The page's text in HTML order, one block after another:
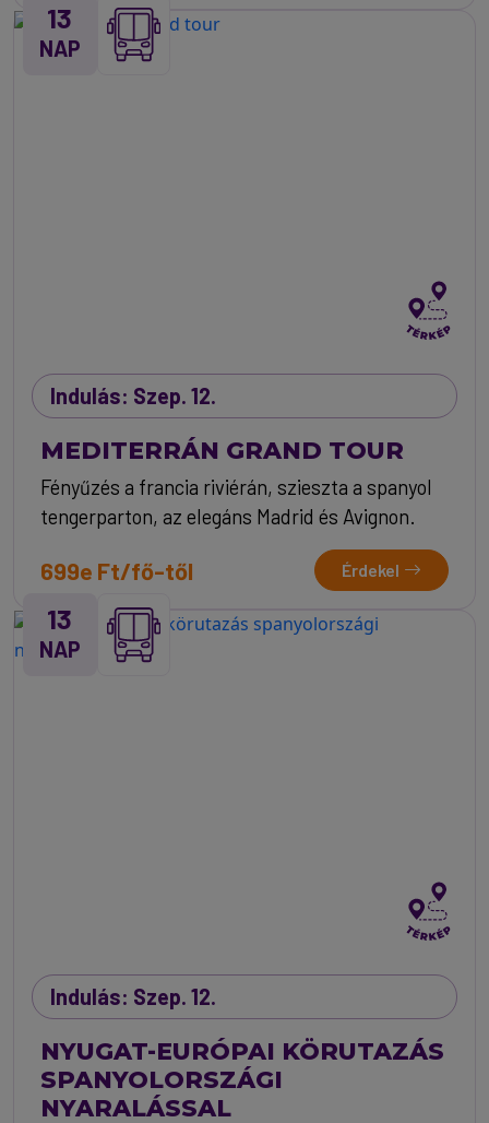
13
NAP
Indulás: Szep. 12.
MEDITERRÁN GRAND TOUR
Fényűzés a francia riviérán, szieszta a spanyol
tengerparton, az elegáns Madrid és Avignon.
699e Ft/fő-től Érdekel
13
NAP
Indulás: Szep. 12.
NYUGAT-EURÓPAI KÖRUTAZÁS
SPANYOLORSZÁGI
NYARALÁSSAL